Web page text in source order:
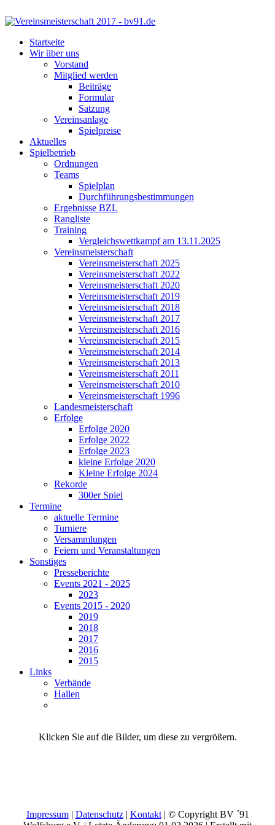
Startseite
Wir über uns
Vorstand
Mitglied werden
Beiträge
Formular
Satzung
Vereinsanlage
Spielpreise
Aktuelles
Spielbetrieb
Ordnungen
Teams
Spielplan
Durchführungsbestimmungen
Ergebnisse BZL
Rangliste
Training
Vergleichswettkampf am 13.11.2025
Vereinsmeisterschaft
Vereinsmeisterschaft 2025
Vereinsmeisterschaft 2022
Vereinsmeisterschaft 2020
Vereinsmeisterschaft 2019
Vereinsmeisterschaft 2018
Vereinsmeisterschaft 2017
Vereinsmeisterschaft 2016
Vereinsmeisterschaft 2015
Vereinsmeisterschaft 2014
Vereinsmeisterschaft 2013
Vereinsmeisterschaft 2011
Vereinsmeisterschaft 2010
Vereinsmeisterschaft 1996
Landesmeisterschaft
Erfolge
Erfolge 2020
Erfolge 2022
Erfolge 2023
kleine Erfolge 2020
Kleine Erfolge 2024
Rekorde
300er Spiel
Termine
aktuelle Termine
Turniere
Versammlungen
Feiern und Veranstaltungen
Sonstiges
Presseberichte
Events 2021 - 2025
2023
Events 2015 - 2020
2019
2018
2017
2016
2015
Links
Verbände
Hallen
Klicken Sie auf die Bilder, um diese zu vergrößern.
Impressum| Datenschutz| Kontakt| © Copyright BV ´91